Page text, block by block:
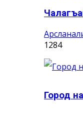
1284